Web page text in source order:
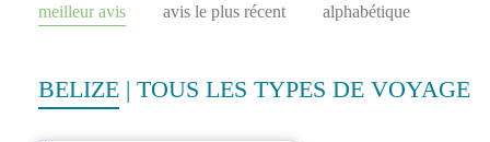
meilleur avis avis le plus récent alphabétique
BELIZE | TOUS LES TYPES DE VOYAGE